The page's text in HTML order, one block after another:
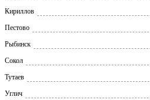
Кириллов
Пестово
Рыбинск
Сокол
Тутаев
Углич